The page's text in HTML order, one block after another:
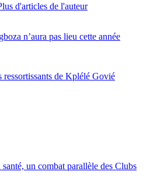
d'articles de l'auteur
n’aura pas lieu cette année
de Kplélé Govié
un combat parallèle des Clubs